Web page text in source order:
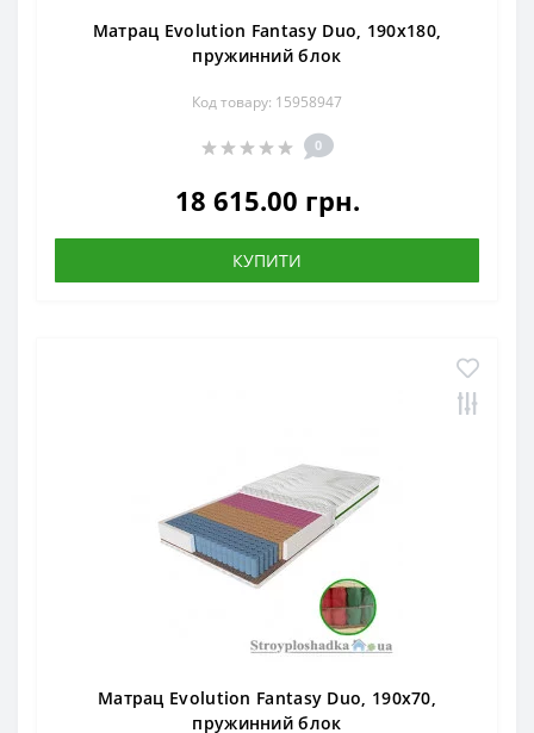
Матрац Evolution Fantasy Duo, 190x180,
пружинний блок
Код товару: 15958947
0
18 615.00 грн.
КУПИТИ
Матрац Evolution Fantasy Duo, 190x70,
пружинний блок